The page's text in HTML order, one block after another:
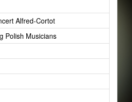
Alfred-Cortot
Polish Musicians